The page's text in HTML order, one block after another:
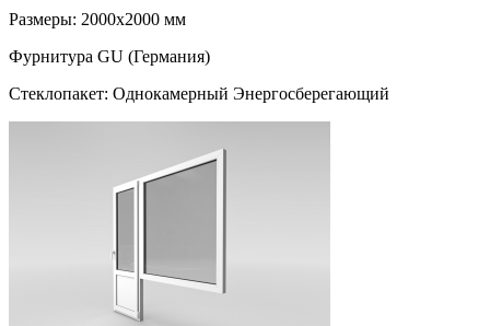
Размеры: 2000x2000 мм
Фурнитура GU (Германия)
Стеклопакет: Однокамерный Энергосберегающий